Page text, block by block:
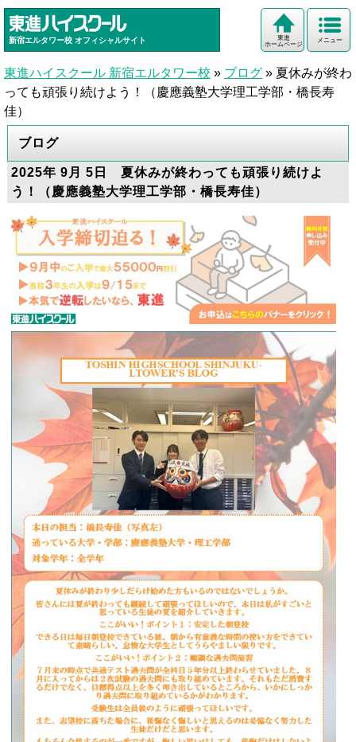
新宿エルタワー校 オフィシャルサイト メニュー
東進
ホームページ
東進ハイスクール 新宿エルタワー校 » ブログ » 夏休みが終わ
っても頑張り続けよう！（慶應義塾大学理工学部・橋長寿
佳）
ブログ
2025年 9月 5日 夏休みが終わっても頑張り続けよ
う！（慶應義塾大学理工学部・橋長寿佳）